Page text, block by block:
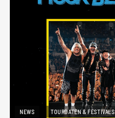
NEWS TOURDATEN & FESTIVALS